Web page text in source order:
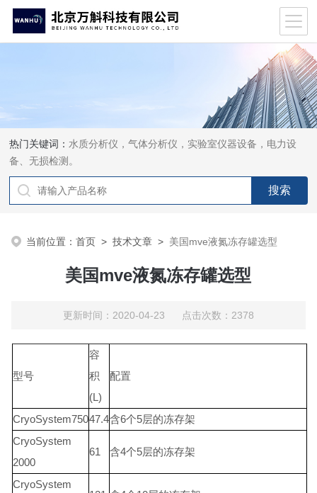
热门关键词： 水质分析仪，气体分析仪，实验室仪器设备，电力设
备、无损检测。
当前位置：首页 >技术文章 > 美国mve液氮冻存罐选型
美国mve液氮冻存罐选型
更新时间：2020-04-23 点击次数：2378
型号
容
积
(L)
配置
CryoSystem75047.4含6个5层的冻存架
CryoSystem
2000
61 含4个5层的冻存架
CryoSystem